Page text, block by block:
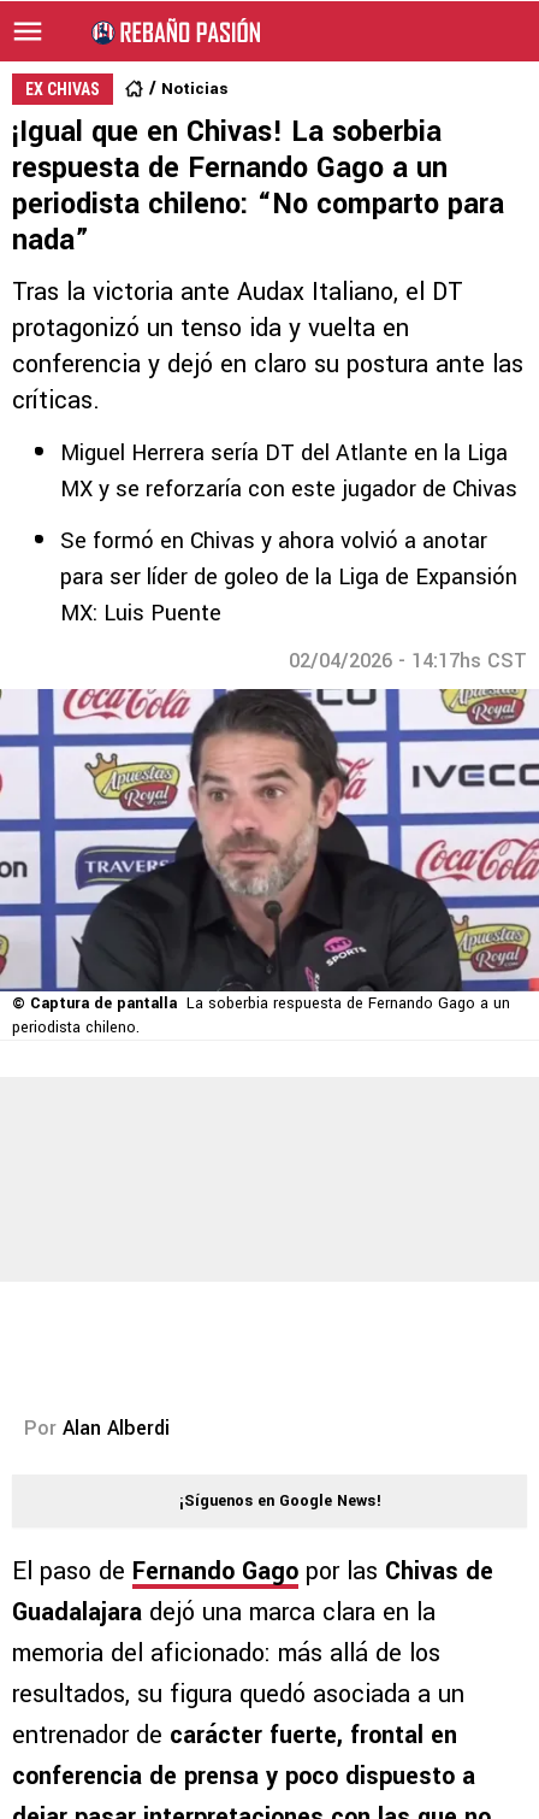
EX CHIVAS Noticias
¡Igual que en Chivas! La soberbia
respuesta de Fernando Gago a un
periodista chileno: “No comparto para
nada”
Tras la victoria ante Audax Italiano, el DT
protagonizó un tenso ida y vuelta en
conferencia y dejó en claro su postura ante las
críticas.
Miguel Herrera sería DT del Atlante en la Liga
MX y se reforzaría con este jugador de Chivas
Se formó en Chivas y ahora volvió a anotar
para ser líder de goleo de la Liga de Expansión
MX: Luis Puente
02/04/2026 - 14:17hs CST
© Captura de pantalla La soberbia respuesta de Fernando Gago a un
periodista chileno.
Por Alan Alberdi
¡Síguenos en Google News!
El paso de Fernando Gago por las Chivas de
Guadalajara dejó una marca clara en la
memoria del aficionado: más allá de los
resultados, su figura quedó asociada a un
entrenador de carácter fuerte, frontal en
conferencia de prensa y poco dispuesto a